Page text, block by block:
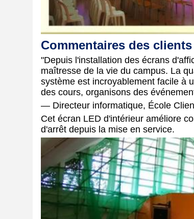
Commentaires des clients
"Depuis l'installation des écrans
maîtresse de la vie du campus. La
système est incroyablement facile à
des cours, organisons des
— Directeur informatique, École
Cet écran LED d'intérieur améliore
d'arrêt depuis la mise en service.